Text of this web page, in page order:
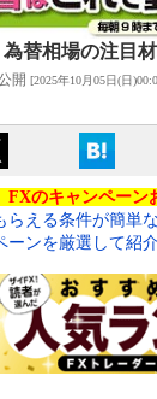
為替相場の注目
開 [2025年10月05日(日
FXのキャンペーン
える条件が簡単
ンを厳選して紹介